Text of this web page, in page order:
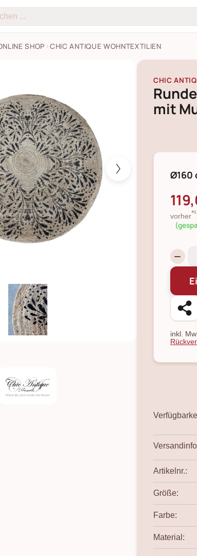
SHOP CHIC ANTIQUE WOHNTEXTILIEN
CHIC
mit
Ø160
vorher*¹
inkl.
Artikelnr.:
Größe:
Farbe:
Material: